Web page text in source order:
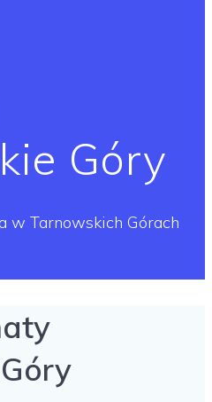
Góry
w Tarnowskich Górach